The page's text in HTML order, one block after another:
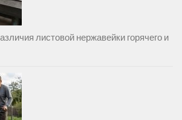
листовой нержавейки горячего и